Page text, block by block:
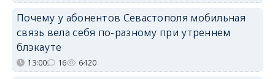
Почему у абонентов Севастополя мобильная
связь вела себя по-разному при утреннем
блэкауте
13:00 16 6420